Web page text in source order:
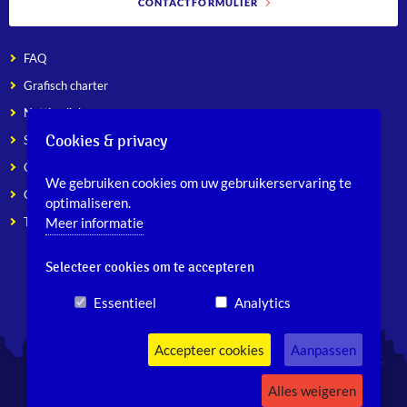
FAQ
Grafisch charter
Nuttige linken
Sitemap
Cookiebeleid
Cookie-instellingen
Toegankelijkheid
© Gemeenschappelijke Gemeenschapscommissie van Brussel-Hoofdstad -
Cookies & privacy
We gebruiken cookies om uw gebruikerservaring te
optimaliseren.
Alles weigeren
Meer informatie
Selecteer cookies om te accepteren
Essentieel Analytics
Accepteer cookies Aanpassen